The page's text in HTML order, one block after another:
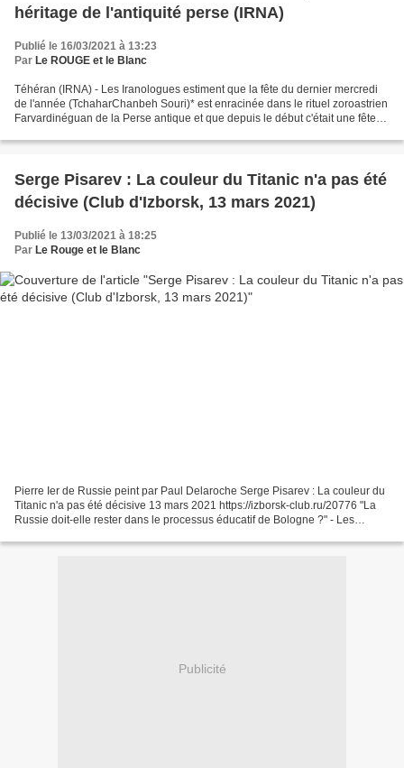
héritage de l'antiquité perse (IRNA)
Publié le 16/03/2021 à 13:23
Par Le ROUGE et le Blanc
Téhéran (IRNA) - Les Iranologues estiment que la fête du dernier mercredi
de l'année (TchaharChanbeh Souri)* est enracinée dans le rituel zoroastrien
Farvardinéguan de la Perse antique et que depuis le début c'était une fête
Serge Pisarev : La couleur du Titanic n'a pas été
décisive (Club d'Izborsk, 13 mars 2021)
Publié le 13/03/2021 à 18:25
Par Le Rouge et le Blanc
Pierre Ier de Russie peint par Paul Delaroche Serge Pisarev : La couleur du
Titanic n'a pas été décisive 13 mars 2021 https://izborsk-club.ru/20776 "La
Russie doit-elle rester dans le processus éducatif de Bologne ?" - Les
Publicité